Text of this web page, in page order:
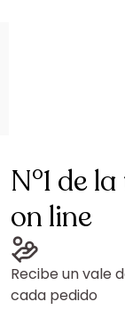
N°1 de
on line
Recibe un vale
cada pedido